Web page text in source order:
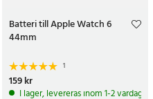
Batteri till Apple Watch 6
44mm
1
Pris:159 kr
159 kr
I lager, levereras inom 1-2 vardagar